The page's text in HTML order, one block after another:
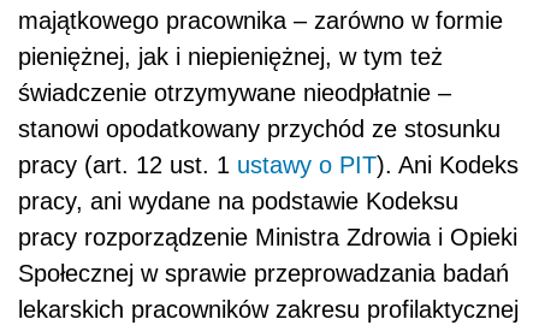
majątkowego pracownika – zarówno w formie
pieniężnej, jak i niepieniężnej, w tym też
świadczenie otrzymywane nieodpłatnie –
stanowi opodatkowany przychód ze stosunku
pracy (art. 12 ust. 1 ustawy o PIT). Ani Kodeks
pracy, ani wydane na podstawie Kodeksu
pracy rozporządzenie Ministra Zdrowia i Opieki
Społecznej w sprawie przeprowadzania badań
lekarskich pracowników zakresu profilaktycznej